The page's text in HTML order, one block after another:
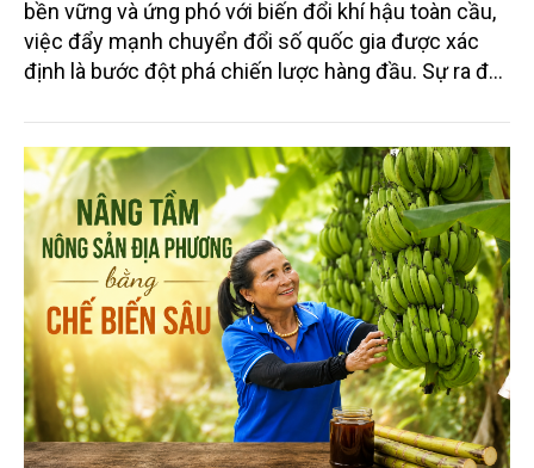
bền vững và ứng phó với biến đổi khí hậu toàn cầu,
việc đẩy mạnh chuyển đổi số quốc gia được xác
định là bước đột phá chiến lược hàng đầu. Sự ra đời
mạnh mẽ, thúc đẩy quá trình cải cách toàn diện,
minh bạch hóa chuỗi cung ứng và nâng cao hiệu
quả quản lý môi trường, đặc biệt trong hai lĩnh vực
then chốt là nông nghiệp và môi trường.